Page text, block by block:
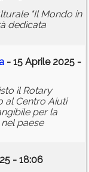
"Il Mondo in
dedicata
- 15 Aprile 2025 -
il Rotary
al Centro Aiuti
per la
paese
- 18:06